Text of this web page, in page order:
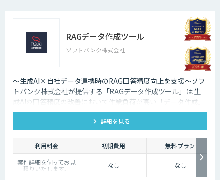
RAGデータ作成ツール
ソフトバンク株式会社
～生成AI×自社データ連携時のRAG回答精度向上を支援～ソフ
トバンク株式会社が提供する「RAGデータ作成ツール」は 生
成AIの回答精度の改善において作業負荷が高い「データ作成」
や「回答精度評価」を ワンストップで効率化し、回答精度の向
詳細を見る
利用料金 初期費用
無料プラン
案件詳細を伺ってお見
積りいたします。 なし なし